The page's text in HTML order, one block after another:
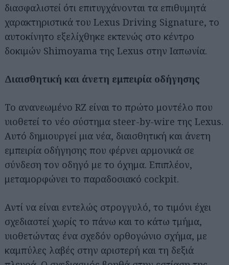
διασφαλιστεί ότι επιτυγχάνονται τα επιθυμητά
χαρακτηριστικά του Lexus Driving Signature, το
αυτοκίνητο εξελίχθηκε εκτενώς στο κέντρο
δοκιμών Shimoyama της Lexus στην Ιαπωνία.
Διαισθητική και άνετη εμπειρία οδήγησης
Το ανανεωμένο RZ είναι το πρώτο μοντέλο που
υιοθετεί το νέο σύστημα steer-by-wire της Lexus.
Αυτό δημιουργεί μια νέα, διαισθητική και άνετη
εμπειρία οδήγησης που φέρνει αρμονικά σε
σύνδεση τον οδηγό με το όχημα. Επιπλέον,
μεταμορφώνει το παραδοσιακό cockpit.
Αντί να είναι εντελώς στρογγυλό, το τιμόνι έχει
σχεδιαστεί χωρίς το πάνω και το κάτω τμήμα,
υιοθετώντας ένα σχεδόν ορθογώνιο σχήμα, με
καμπύλες λαβές στην αριστερή και τη δεξιά